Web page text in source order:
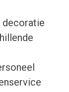
decoratie